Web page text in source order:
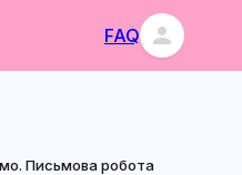
FAQ
Письмова робота